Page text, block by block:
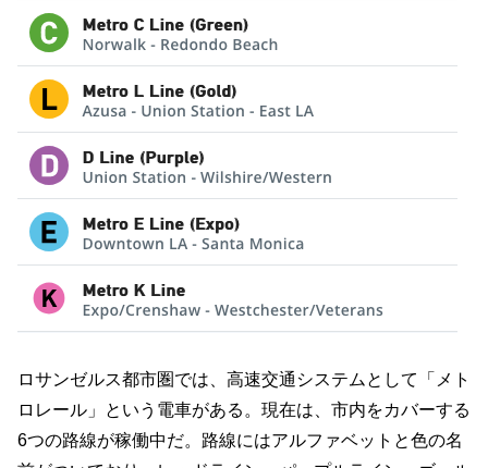
ロサンゼルス都市圏では、高速交通システムとして「メト
ロレール」という電車がある。現在は、市内をカバーする
6つの路線が稼働中だ。路線にはアルファベットと色の名